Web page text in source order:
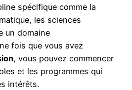
spécifique comme la
les sciences
un domaine
fois que vous avez
, vous pouvez commencer
et les programmes qui
intérêts.